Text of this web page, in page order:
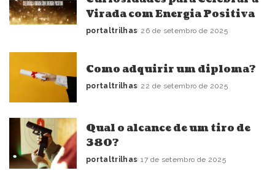
Virada com Energia Positiva
Posted
portaltrilhas 26 de setembro de 2025
Como adquirir um diploma?
Posted
portaltrilhas 22 de setembro de 2025
Qual o alcance de um tiro de
380?
Posted
portaltrilhas 17 de setembro de 2025